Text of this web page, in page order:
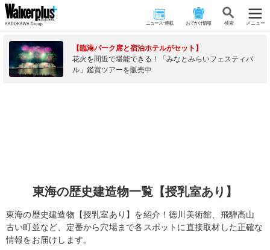
ニュース･連載 おでかけ情報 検 索 メニュー
【臨港パーク席と宿泊ホテルがセット】
花火を間近で堪能できる！「みなとみらいフェスティバ
ル」鑑賞ツアーを販売中
東海の歴史建造物一覧【授乳室あり】
東海の歴史建造物【授乳室あり】を紹介！徳川美術館、飛騨高山
古い町並など、定番から穴場まで各スポットに直接取材した正確な
情報をお届けします。